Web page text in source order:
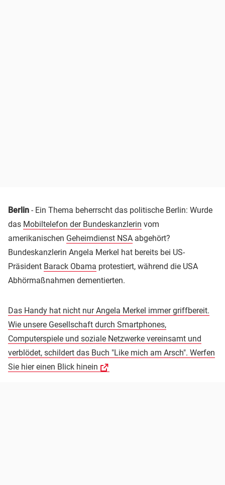
Berlin - Ein Thema beherrscht das politische Berlin: Wurde
das Mobiltelefon der Bundeskanzlerin vom
amerikanischen Geheimdienst NSA abgehört?
Bundeskanzlerin Angela Merkel hat bereits bei US-
Präsident Barack Obama protestiert, während die USA
Abhörmaßnahmen dementierten.
Das Handy hat nicht nur Angela Merkel immer griffbereit.
Wie unsere Gesellschaft durch Smartphones,
Computerspiele und soziale Netzwerke vereinsamt und
verblödet, schildert das Buch "Like mich am Arsch". Werfen
Sie hier einen Blick hinein